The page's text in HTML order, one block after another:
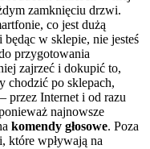
zamknięciu drzwi.
co jest dużą
w sklepie, nie jesteś
przygotowania
zajrzeć i dokupić to,
chodzić po sklepach,
przez Internet i od razu
najnowsze
komendy głosowe. Poza
które wpływają na